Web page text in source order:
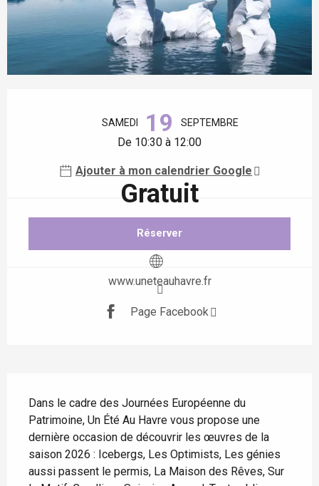
SAMEDI 19 SEPTEMBRE
De 10:30 à 12:00
Ajouter à mon calendrier Google
Gratuit
Réserver
www.uneteauhavre.fr
Page Facebook
Dans le cadre des Journées Européenne du
Patrimoine, Un Été Au Havre vous propose une
dernière occasion de découvrir les œuvres de la
saison 2026 : Icebergs, Les Optimists, Les génies
aussi passent le permis, La Maison des Rêves, Sur